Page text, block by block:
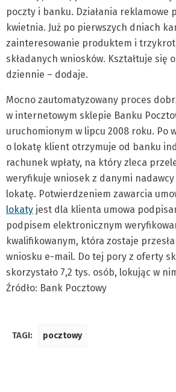
poczty i banku. Działania reklamowe
kwietnia. Już po pierwszych dniach
zainteresowanie produktem i
składanych wniosków. Kształtuje się
dziennie – dodaje.
Mocno zautomatyzowany proces
w internetowym sklepie Banku
uruchomionym w lipcu 2008 roku. Po
o lokatę klient otrzymuje od banku
rachunek wpłaty, na który zleca
weryfikuje wniosek z danymi nadawcy
lokatę. Potwierdzeniem zawarcia
lokaty jest dla klienta umowa
podpisem elektronicznym
kwalifikowanym, która zostaje
wniosku e-mail. Do tej pory z oferty
skorzystało 7,2 tys. osób, lokując w
Źródło: Bank Pocztowy
TAGI: pocztowy